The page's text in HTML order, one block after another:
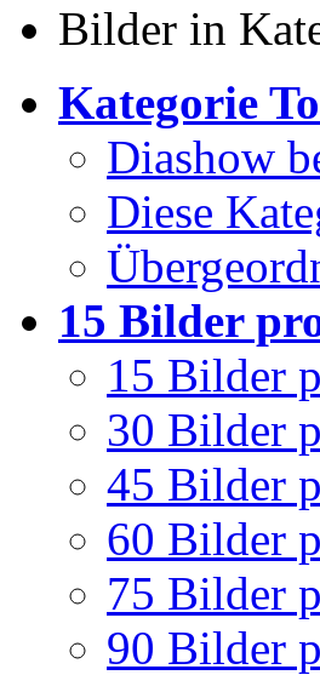
Bilder in
Kategorie
Diashow
Diese
15 Bilder
15 Bilder
30 Bilder
45 Bilder
60 Bilder
75 Bilder
90 Bilder